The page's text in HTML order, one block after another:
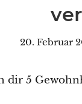
20. Februar
dir 5